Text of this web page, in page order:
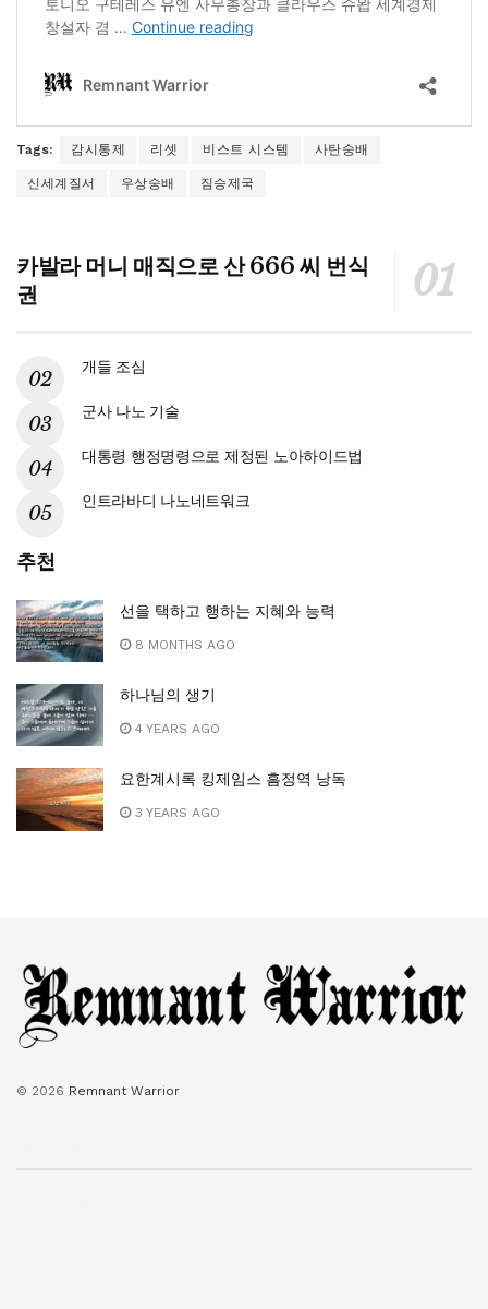
Tags: 감시통제 리셋 비스트 시스템 사탄숭배
신세계질서 우상숭배 짐승제국
카발라 머니 매직으로 산 666 씨 번식
권
개들 조심
군사 나노 기술
대통령 행정명령으로 제정된 노아하이드법
인트라바디 나노네트워크
추천
선을 택하고 행하는 지혜와 능력
8 MONTHS AGO
하나님의 생기
4 YEARS AGO
요한계시록 킹제임스 흠정역 낭독
3 YEARS AGO
© 2026 Remnant Warrior